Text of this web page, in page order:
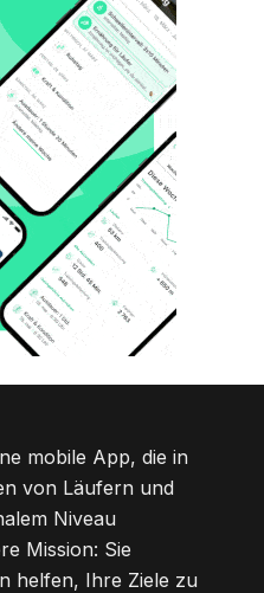
mobile App, die in
von Läufern und
Niveau
Mission: Sie
helfen, Ihre Ziele zu